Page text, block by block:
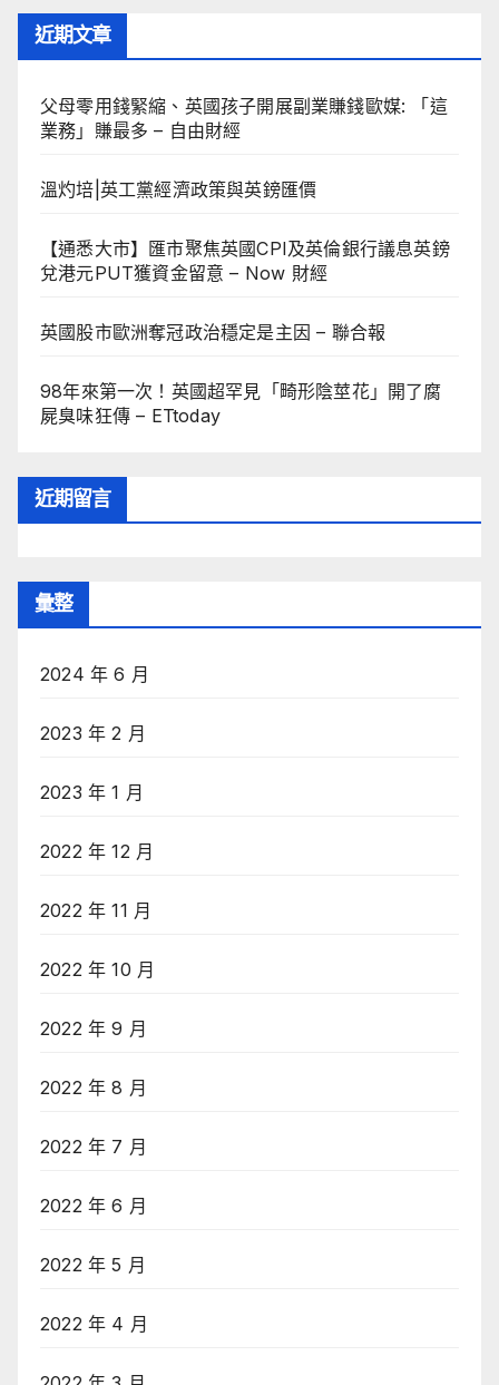
近期文章
父母零用錢緊縮、英國孩子開展副業賺錢歐媒: 「這
業務」賺最多 – 自由財經
溫灼培|英工黨經濟政策與英鎊匯價
【通悉大市】匯市聚焦英國CPI及英倫銀行議息英鎊
兌港元PUT獲資金留意 – Now 財經
英國股市歐洲奪冠政治穩定是主因 – 聯合報
98年來第一次！英國超罕見「畸形陰莖花」開了腐
屍臭味狂傳 – ETtoday
近期留言
彙整
2024 年 6 月
2023 年 2 月
2023 年 1 月
2022 年 12 月
2022 年 11 月
2022 年 10 月
2022 年 9 月
2022 年 8 月
2022 年 7 月
2022 年 6 月
2022 年 5 月
2022 年 4 月